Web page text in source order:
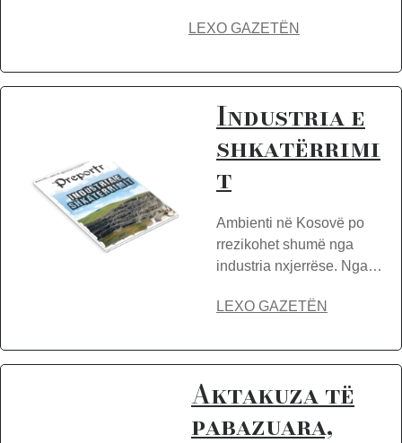
LEXO GAZETËN
Industria e
shkatërrimi
t
Ambienti në Kosovë po
rrezikohet shumë nga
industria nxjerrëse. Nga…
LEXO GAZETËN
Aktakuza të
pabazuara,